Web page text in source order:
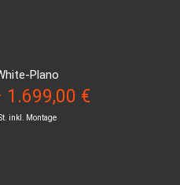
Plano
1.699,00 €
inkl. Montage